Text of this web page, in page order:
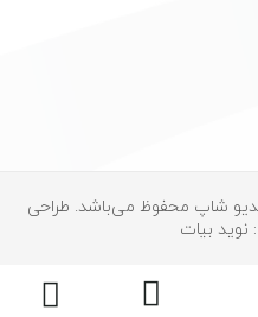
شاپ محفوظ می‌باشد. طراحی
بیات